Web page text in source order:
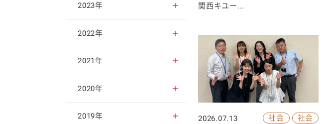
関西キユー...
社会 社会
2026.07.13
2025年11月
2025年10月
2025年9月
2025年8月
2025年7月
2024年12月
2024年11月
2024年10月
2024年9月
2024年8月
2023年
2023年12月
2023年11月
2023年10月
2023年9月
2022年
2022年12月
2022年11月
2022年10月
2021年
2021年12月
2021年11月
2020年
2020年12月
2019年